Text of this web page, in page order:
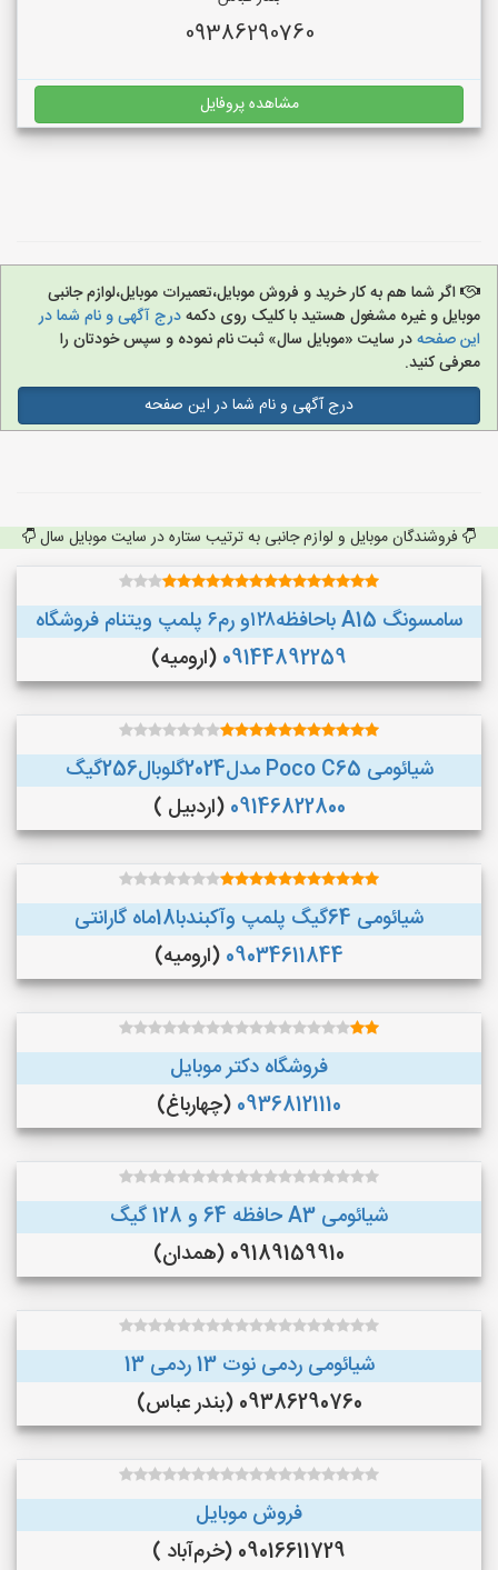
09386290760
مشاهده پروفایل
اگر شما هم به کار خرید و فروش موبایل،تعمیرات موبایل،لوازم جانبی
موبایل و غیره مشغول هستید با کلیک روی دکمهدرج آگهی و نام شما در
این صفحهدر سایت «موبایل سال» ثبت نام نموده و سپس خودتان را
معرفی کنید.
درج آگهی و نام شما در این صفحه
فروشندگان موبایل و لوازم جانبی به ترتیب ستاره در سایت موبایل سال
سامسونگ A15 باحافظه۱۲۸و رم۶ پلمپ ویتنام فروشگاه
09144892259 (ارومیه)
شیائومی Poco C65 مدل2024گلوبال256گیگ
09146822800 (اردبیل )
شیائومی 64گیگ پلمپ وآکبندبا18ماه گارانتی
09034611844 (ارومیه)
فروشگاه دکتر موبایل
09368121110 (چهارباغ)
شیائومی A3 حافظه 64 و 128 گیگ
09189159910 (همدان)
شیائومی ردمی نوت 13 ردمی 13
09386290760 (بندر عباس)
فروش موبایل
09016611729 (خرم‌آباد )